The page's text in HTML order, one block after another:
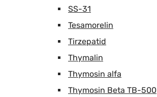
SS-31
Tesamorelin
Tirzepatid
Thymalin
Thymosin alfa
Thymosin Beta TB-500